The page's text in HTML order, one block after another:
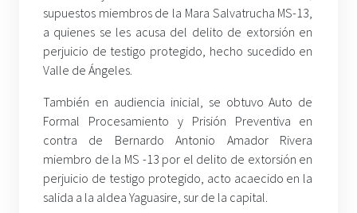
supuestos miembros de la Mara Salvatrucha MS-13,
a quienes se les acusa del delito de extorsión en
perjuicio de testigo protegido, hecho sucedido en
Valle de Ángeles.
También en audiencia inicial, se obtuvo Auto de
Formal Procesamiento y Prisión Preventiva en
contra de Bernardo Antonio Amador Rivera
miembro de la MS -13 por el delito de extorsión en
perjuicio de testigo protegido, acto acaecido en la
salida a la aldea Yaguasire, sur de la capital.